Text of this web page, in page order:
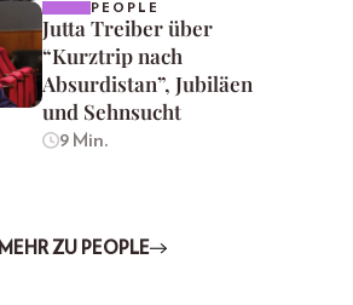
PEOPLE
Jutta Treiber über
“Kurztrip nach
Absurdistan”, Jubiläen
und Sehnsucht
9 Min.
MEHR ZU PEOPLE